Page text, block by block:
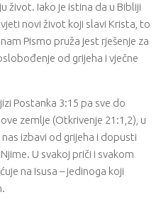
život. Iako je istina da u Bibliji
novi život koji slavi Krista, to
Pismo pruža jest rješenje za
od grijeha i vječne
Postanka 3:15 pa sve do
zemlje (Otkrivenje 21:1,2), u
izbavi od grijeha i dopusti
U svakoj priči i svakom
na Isusa – jedinoga koji